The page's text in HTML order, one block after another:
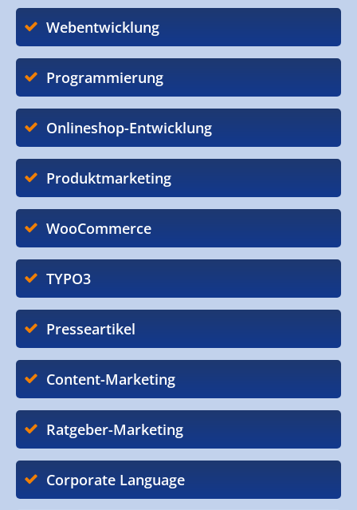
Webentwicklung
Programmierung
Onlineshop-Entwicklung
Produktmarketing
WooCommerce
TYPO3
Presseartikel
Content-Marketing
Ratgeber-Marketing
Corporate Language